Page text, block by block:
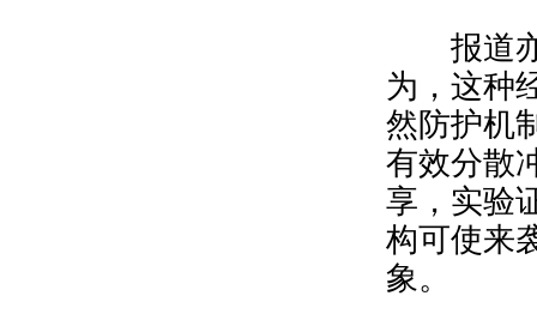
报道亦
为，这种
然防护机
有效分散
享，实验
构可使来
象。